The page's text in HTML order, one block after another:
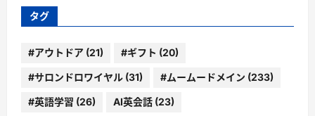
ー
タグ
#アウトドア (21) #ギフト (20)
#サロンドロワイヤル (31) #ムームードメイン (233)
#英語学習 (26) AI英会話 (23)